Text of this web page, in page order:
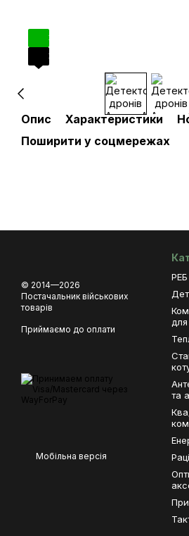
3
3
Опис Характеристики
Поширити у соцмережах
© 2014—2026
Постачальник військових
товарів
Приймаємо до оплати
Мобільна версія
РЕБ
та